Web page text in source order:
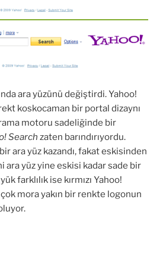
ara yüzünü değiştirdi. Yahoo!
koskocaman bir portal dizaynı
motoru sadeliğinde bir
Search zaten barındırıyordu.
ara yüz kazandı, fakat eskisinden
ara yüz yine eskisi kadar sade bir
farklılık ise kırmızı Yahoo!
mora yakın bir renkte logonun